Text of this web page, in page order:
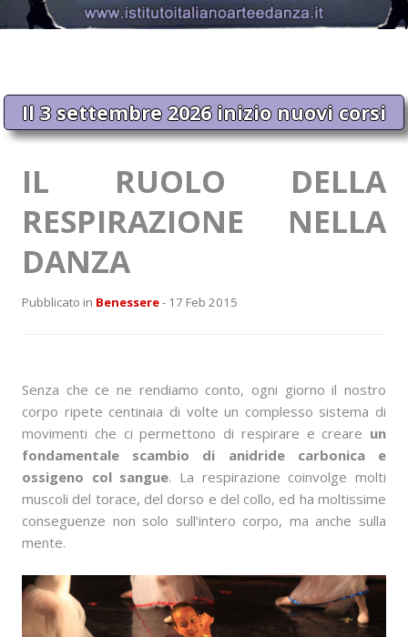
Il 3 settembre 2026 inizio nuovi corsi
IL RUOLO DELLA
RESPIRAZIONE NELLA
DANZA
Pubblicato in Benessere- 17 Feb 2015
Senza che ce ne rendiamo conto, ogni giorno il nostro
corpo ripete centinaia di volte un complesso sistema di
movimenti che ci permettono di respirare e creare un
fondamentale scambio di anidride carbonica e
ossigeno col sangue. La respirazione coinvolge molti
muscoli del torace, del dorso e del collo, ed ha moltissime
conseguenze non solo sull’intero corpo, ma anche sulla
mente.